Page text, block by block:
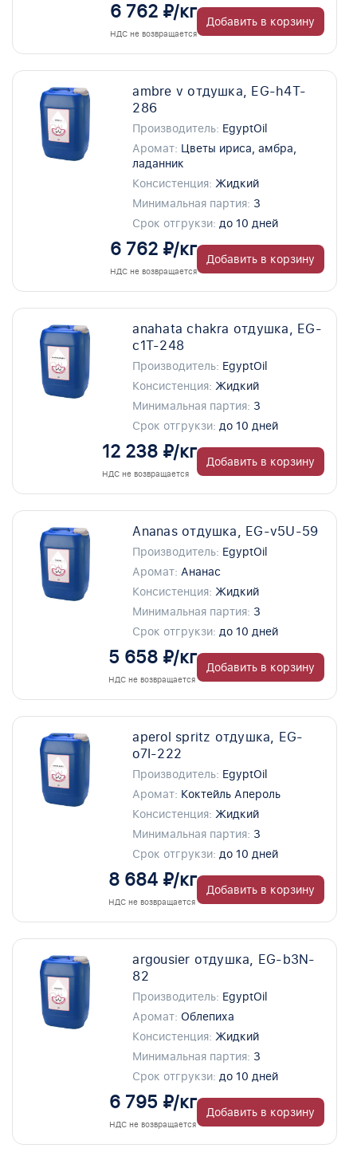
6 762 ₽/кг
НДС не возвращается
Добавить в корзину
ambre v отдушка, EG-h4T-
286
Производитель: EgyptOil
Аромат: Цветы ириса, амбра,
ладанник
Консистенция: Жидкий
Минимальная партия: 3
Срок отгрукзи: до 10 дней
6 762 ₽/кг
НДС не возвращается
Добавить в корзину
anahata chakra отдушка, EG-
c1T-248
Производитель: EgyptOil
Консистенция: Жидкий
Минимальная партия: 3
Срок отгрукзи: до 10 дней
12 238 ₽/кг
НДС не возвращается
Добавить в корзину
Ananas отдушка, EG-v5U-59
Производитель: EgyptOil
Аромат: Ананас
Консистенция: Жидкий
Минимальная партия: 3
Срок отгрукзи: до 10 дней
5 658 ₽/кг
НДС не возвращается
Добавить в корзину
aperol spritz отдушка, EG-
o7I-222
Производитель: EgyptOil
Аромат: Коктейль Апероль
Консистенция: Жидкий
Минимальная партия: 3
Срок отгрукзи: до 10 дней
8 684 ₽/кг
НДС не возвращается
Добавить в корзину
argousier отдушка, EG-b3N-
82
Производитель: EgyptOil
Аромат: Облепиха
Консистенция: Жидкий
Минимальная партия: 3
Срок отгрукзи: до 10 дней
6 795 ₽/кг
НДС не возвращается
Добавить в корзину